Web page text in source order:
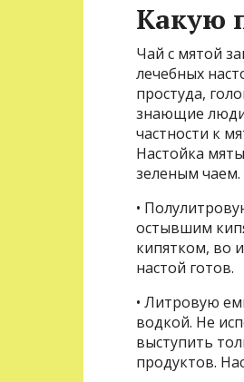
Какую
Чай с мятой
лечебных
простуда,
знающие люди
частности к
Настойка
зеленым
•
остывшим
кипятком, во
настой готов.
• Литровую
водкой. Не
выступить
продуктов.